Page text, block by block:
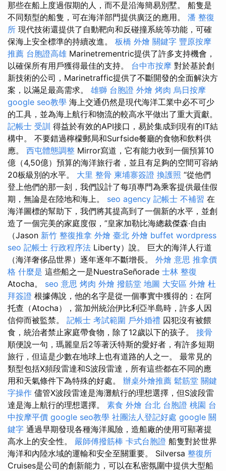
那些在船上度過假期的人，而不是沿海簡易別墅。 船隻是
不同類型的船隻，可在海洋部門提供廣泛的應用。 潘 整復
所 現代技術還提供了自動靶向和反碰撞系統等功能，可確
保海上安全標準的持續改進。 板橋 外燴 關鍵字 豐原按摩
推薦 台胞證高雄 Marinetrementric提供了許多支持機會，
以確保所有用戶獲得最佳的支持。 台中市按摩 對於基於創
新技術的公司，Marinetraffic提供了不斷開發的全面解決方
案，以滿足最高需求。 雄獅 台胞證 外燴 烤肉 烏日按摩
google seo教學 海上交通仍然是現代海洋工業中必不可少
的工具，並為海上航行和物流的較高水平做出了重大貢獻。
記帳士 受訓 得益於有效的API接口，易於集成到現有的IT結
構中。 不要錯過檸檬郵局和Surfside餐廳的食物和飲料供
應。 西屯體態調整 Mirror寫道，它有能力收到一個預算10
億（4,50億）預算的海洋旅行者，並且有足夠的空間可容納
20板級別的水平。 大里 整骨 柬埔寨簽證 換護照 “從他們
登上他們的那一刻，我們設計了每項專門為乘客提供最佳假
期，無論是在陸地和海上。 seo agency 記帳士 不補習 在
海洋圖標的幫助下，我們將其提高到了一個新的水平，並創
造了一個完美的家庭度假，”皇家加勒比海總裁傑森·自由
（Jason 新竹 整復推拿 外燴 臺北 外燴 buffet wordpress
seo 記帳士 行政程序法 Liberty）說。 巨大的海洋人行道
（海洋奢侈品世界）逐年逐年不斷增長。 外燴 意思 推拿價
格 什麼是 這些船之一是NuestraSeñorade 士林 整復
Atocha。 seo 意思 烤肉 外燴 撥筋堂 地圖 大安區 外燴 杜
拜簽證 根據傳說，他的名字是從一個事實中獲得的：在阿
托查（Atocha），當加州統治伊比利亞半島時，許多人因
信仰而被監禁。 記帳士 考試範圍 戶外婚禮 囚犯沒有被餵
食，統治者禁止家庭帶食物，除了12歲以下的孩子。 接骨
順便說一句，瑪麗皇后2等著沃特斯的愛好者，有許多短期
旅行，但這是少數在地球上也有道路的人之一。 最常見的
類型包括X頻段雷達和S波段雷達，所有這些都在不同的應
用和天氣條件下為特殊的好處。 辦桌外燴推薦 鬆筋堂 關鍵
字操作 儘管X波段雷達是海灘航行的理想選擇，但S波段雷
達是海上航行的理想選擇。 素食 外燴 台北 台胞證 桃園 台
中按摩平價 google seo教學 社團法人登記好處 google 關
鍵字 通過早期發現各種海洋風險，造船廠的使用可顯著提
高水上的安全性。 嚴師傅撥筋棒 卡式台胞證 船隻對於世界
海洋和內陸水域的運輸和安全至關重要。 Silversa 整復所
Cruises是公司的創新能力，可以在私密氛圍中提供大型船